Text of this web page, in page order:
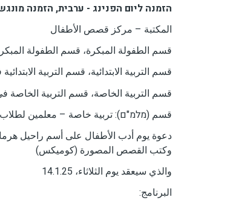
הזמנה ליום הפנינג - ערבית, הזמנה
المكتبة – مركز قصص الأطفال
قسم الطفولة المبكرة، قسم الطفولة
قسم التربية الابتدائية، قسم التربية
قسم التربية الخاصة، قسم التربية الخاصة
قسم (מלמ"ם): تربية خاصة – معلمين لطلاب
دعوة يوم أدب الأطفال على أسم
وكتب القصص المصورة (كوميكس)
والذي سيعقد يوم الثلاثاء، 14.1.25
البرنامج: